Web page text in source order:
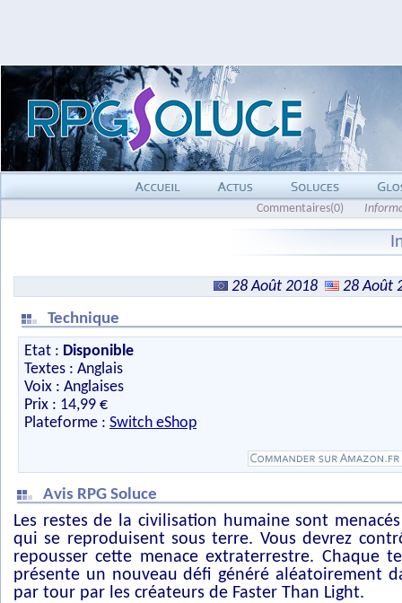
Commentaires(0)
28 Août 2018
28 Août
Technique
Etat : Disponible
Textes : Anglais
Voix : Anglaises
Prix : 14,99 €
Plateforme : Switch eShop
Avis RPG Soluce
Les restes de la civilisation humaine sont
qui se reproduisent sous terre. Vous devrez
repousser cette menace extraterrestre. Chaque
présente un nouveau défi généré aléatoirement
par tour par les créateurs de Faster Than Light.